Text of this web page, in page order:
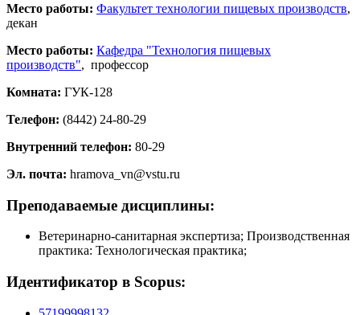
Место работы: Факультет технологии пищевых производств,
декан
Место работы: Кафедра "Технология пищевых
производств", профессор
Комната: ГУК-128
Телефон: (8442) 24-80-29
Внутренний телефон: 80-29
Эл. почта: hramova_vn@vstu.ru
Преподаваемые дисциплины:
Ветеринарно-санитарная экспертиза; Производственная
практика: Технологическая практика;
Идентификатор в Scopus: